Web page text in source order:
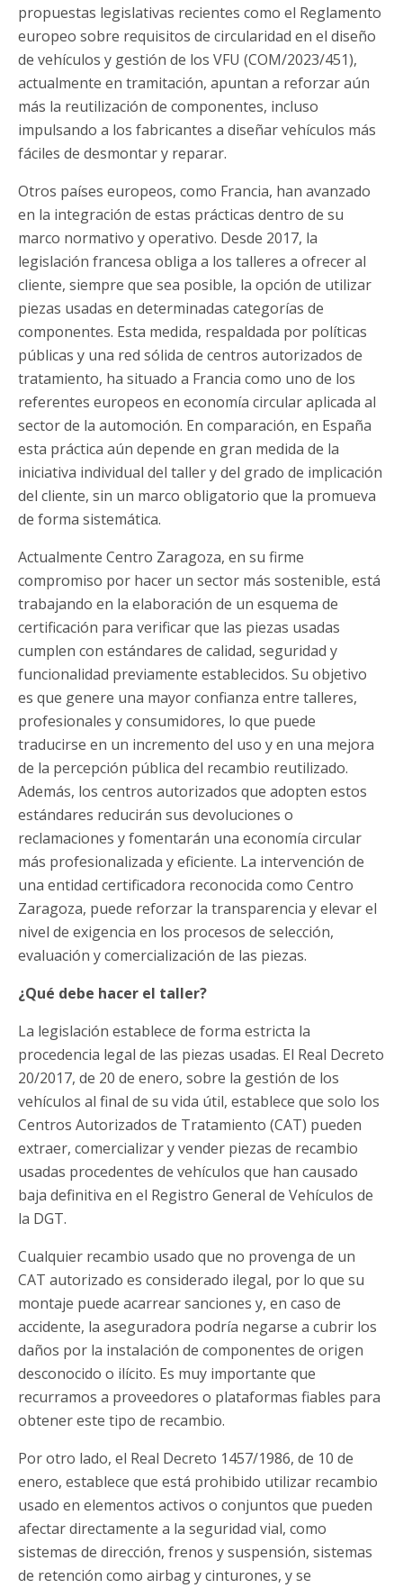
propuestas legislativas recientes como el Reglamento
europeo sobre requisitos de circularidad en el diseño
de vehículos y gestión de los VFU (COM/2023/451),
actualmente en tramitación, apuntan a reforzar aún
más la reutilización de componentes, incluso
impulsando a los fabricantes a diseñar vehículos más
fáciles de desmontar y reparar.
Otros países europeos, como Francia, han avanzado
en la integración de estas prácticas dentro de su
marco normativo y operativo. Desde 2017, la
legislación francesa obliga a los talleres a ofrecer al
cliente, siempre que sea posible, la opción de utilizar
piezas usadas en determinadas categorías de
componentes. Esta medida, respaldada por políticas
públicas y una red sólida de centros autorizados de
tratamiento, ha situado a Francia como uno de los
referentes europeos en economía circular aplicada al
sector de la automoción. En comparación, en España
esta práctica aún depende en gran medida de la
iniciativa individual del taller y del grado de implicación
del cliente, sin un marco obligatorio que la promueva
de forma sistemática.
Actualmente Centro Zaragoza, en su firme
compromiso por hacer un sector más sostenible, está
trabajando en la elaboración de un esquema de
certificación para verificar que las piezas usadas
cumplen con estándares de calidad, seguridad y
funcionalidad previamente establecidos. Su objetivo
es que genere una mayor confianza entre talleres,
profesionales y consumidores, lo que puede
traducirse en un incremento del uso y en una mejora
de la percepción pública del recambio reutilizado.
Además, los centros autorizados que adopten estos
estándares reducirán sus devoluciones o
reclamaciones y fomentarán una economía circular
más profesionalizada y eficiente. La intervención de
una entidad certificadora reconocida como Centro
Zaragoza, puede reforzar la transparencia y elevar el
nivel de exigencia en los procesos de selección,
evaluación y comercialización de las piezas.
¿Qué debe hacer el taller?
La legislación establece de forma estricta la
procedencia legal de las piezas usadas. El Real Decreto
20/2017, de 20 de enero, sobre la gestión de los
vehículos al final de su vida útil, establece que solo los
Centros Autorizados de Tratamiento (CAT) pueden
extraer, comercializar y vender piezas de recambio
usadas procedentes de vehículos que han causado
baja definitiva en el Registro General de Vehículos de
la DGT.
Cualquier recambio usado que no provenga de un
CAT autorizado es considerado ilegal, por lo que su
montaje puede acarrear sanciones y, en caso de
accidente, la aseguradora podría negarse a cubrir los
daños por la instalación de componentes de origen
desconocido o ilícito. Es muy importante que
recurramos a proveedores o plataformas fiables para
obtener este tipo de recambio.
Por otro lado, el Real Decreto 1457/1986, de 10 de
enero, establece que está prohibido utilizar recambio
usado en elementos activos o conjuntos que pueden
afectar directamente a la seguridad vial, como
sistemas de dirección, frenos y suspensión, sistemas
de retención como airbag y cinturones, y se